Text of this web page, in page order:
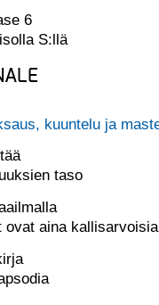
6
S:llä
kuuntelu ja
taso
ovat aina kallisarvoisia